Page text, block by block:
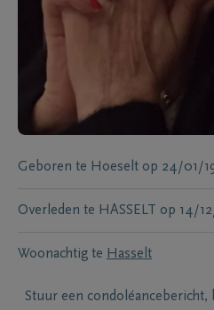
Geboren te Hoeselt op 24/01/
Overleden te HASSELT op 14/
Woonachtig te Hasselt
Stuur een condoléancebericht,